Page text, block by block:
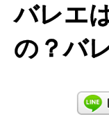
バレエ
の？バ